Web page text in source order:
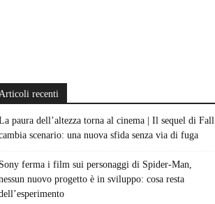
recenti
paura dell’altezza torna al cinema | Il sequel di Fall
scenario: una nuova sfida senza via di fuga
Sony ferma i film sui personaggi di Spider-Man,
nuovo progetto è in sviluppo: cosa resta